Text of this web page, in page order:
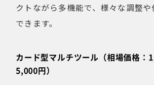
クトながら多機能で、様々な調整
できます。
カード型マルチツール（相場価格：
5,000円）